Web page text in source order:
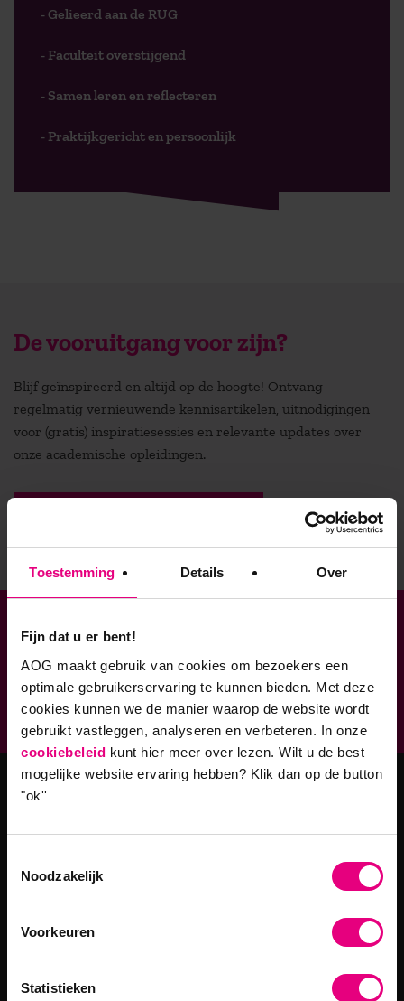
Toestemming Details Over
Fijn dat u er bent!
AOG maakt gebruik van cookies om bezoekers een
optimale gebruikerservaring te kunnen bieden. Met deze
cookies kunnen we de manier waarop de website wordt
gebruikt vastleggen, analyseren en verbeteren. In onze
cookiebeleid kunt hier meer over lezen. Wilt u de best
mogelijke website ervaring hebben? Klik dan op de button
"ok''
Noodzakelijk
Voorkeuren
Statistieken
- Gelieerd aan de RUG
- Faculteit overstijgend
- Samen leren en reflecteren
- Praktijkgericht en persoonlijk
De vooruitgang voor zijn?
Blijf geïnspireerd en altijd op de hoogte! Ontvang
regelmatig vernieuwende kennisartikelen, uitnodigingen
voor (gratis) inspiratiesessies en relevante updates over
onze academische opleidingen.
Verbonden aan
Geaccrediteerde opleidingen
9,0 op klantenvertellen.nl
MBA Innovatie & Leiderschap
Programma's
Digitale Transformaties